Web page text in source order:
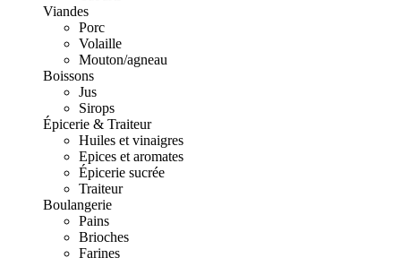
Viandes
Porc
Volaille
Mouton/agneau
Boissons
Jus
Sirops
Épicerie & Traiteur
Huiles et vinaigres
Epices et aromates
Épicerie sucrée
Traiteur
Boulangerie
Pains
Brioches
Farines